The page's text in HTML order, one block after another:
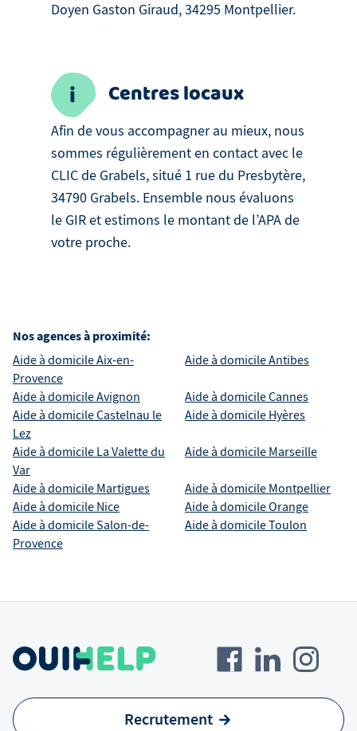
Doyen Gaston Giraud, 34295 Montpellier.
Centres locaux
Afin de vous accompagner au mieux, nous
sommes régulièrement en contact avec le
CLIC de Grabels, situé 1 rue du Presbytère,
34790 Grabels. Ensemble nous évaluons
le GIR et estimons le montant de l’APA de
votre proche.
Nos agences à proximité:
Aide à domicileAix-en-
Provence
Aide à domicileAntibes
Aide à domicileAvignon Aide à domicileCannes
Aide à domicileCastelnau le
Lez
Aide à domicile Hyères
Aide à domicile La Valette du
Var
Aide à domicile Marseille
Aide à domicile Martigues Aide à domicile Montpellier
Aide à domicile Nice Aide à domicileOrange
Aide à domicileSalon-de-
Provence
Aide à domicileToulon
Recrutement